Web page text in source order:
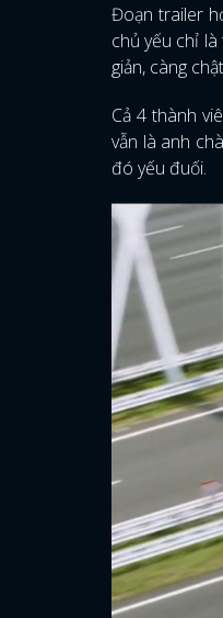
Đoạn trailer
chủ yếu chỉ
giản, càng
Cả 4 thành
vẫn là anh
đó yếu đuối.